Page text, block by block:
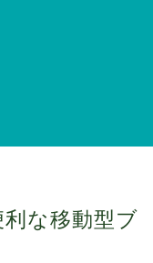
な移動型ブ